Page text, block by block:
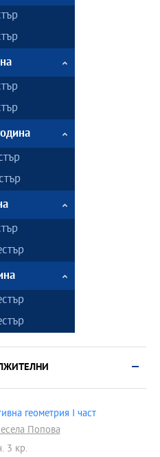
геометрия І част
Попова
3 кр.